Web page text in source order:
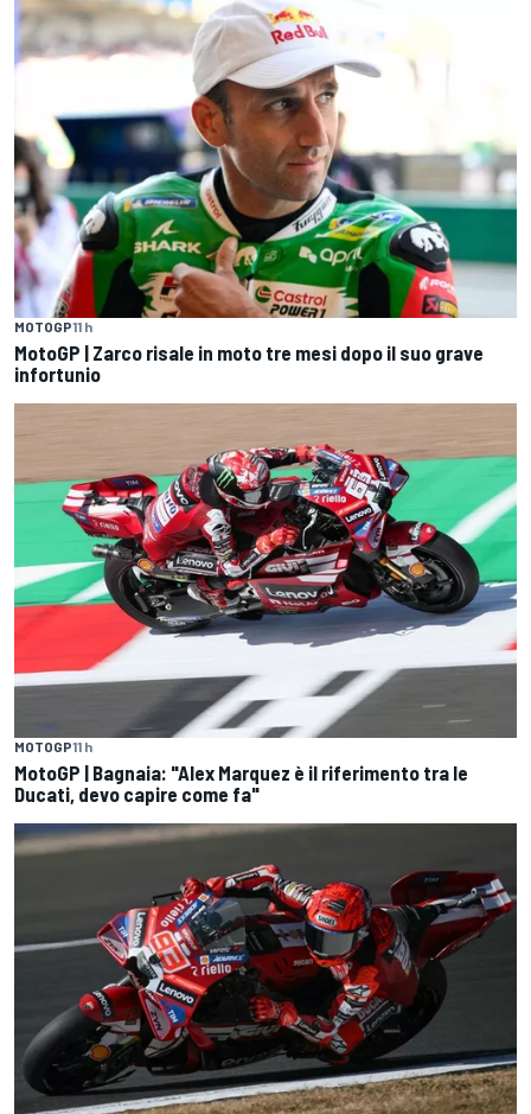
MOTOGP11 h
MotoGP | Zarco risale in moto tre mesi dopo il suo grave
infortunio
MOTOGP11 h
MotoGP | Bagnaia: "Alex Marquez è il riferimento tra le
Ducati, devo capire come fa"